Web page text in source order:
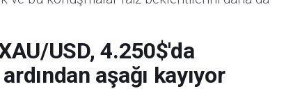
USD, 4.250$'da
aşağı kayıyor